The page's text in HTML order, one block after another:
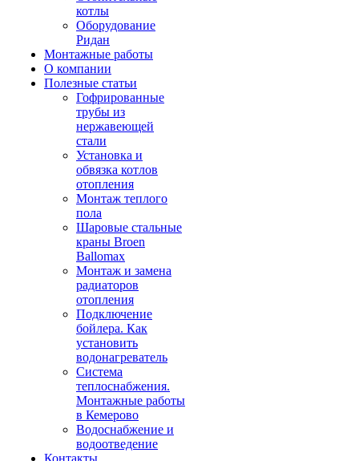
котлы
Оборудование
Ридан
Монтажные работы
О компании
Полезные статьи
Гофрированные
трубы из
нержавеющей
стали
Установка и
обвязка котлов
отопления
Монтаж теплого
пола
Шаровые стальные
краны Broen
Ballomax
Монтаж и замена
радиаторов
отопления
Подключение
бойлера. Как
установить
водонагреватель
Система
теплоснабжения.
Монтажные работы
в Кемерово
Водоснабжение и
водоотведение
Контакты